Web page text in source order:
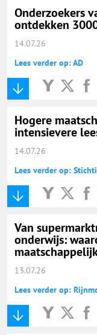
Onderzoekers
ontdekken
14.07.26
Lees verder op: AD
Hogere
intensievere
14.07.26
Lees verder op:
Van
onderwijs:
13.07.26
Lees verder op: